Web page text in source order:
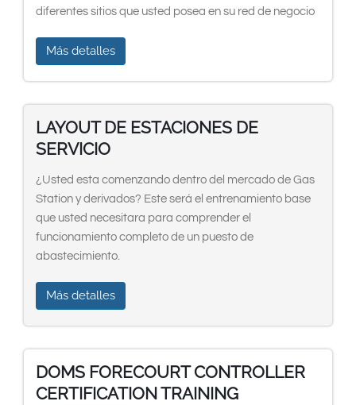
diferentes sitios que usted posea en su red de negocio
Más detalles
LAYOUT DE ESTACIONES DE
SERVICIO
¿Usted esta comenzando dentro del mercado de Gas
Station y derivados? Este será el entrenamiento base
que usted necesitara para comprender el
funcionamiento completo de un puesto de
abastecimiento.
Más detalles
DOMS FORECOURT CONTROLLER
CERTIFICATION TRAINING